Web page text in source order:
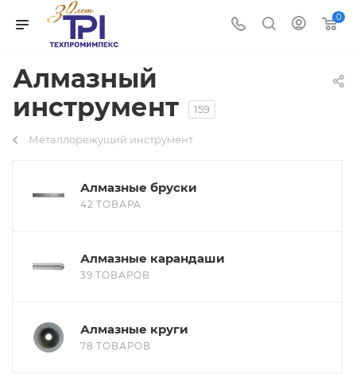
0
Алмазный
инструмент
159
Металлорежущий инструмент
Алмазные бруски
42 ТОВАРА
Алмазные карандаши
39 ТОВАРОВ
Алмазные круги
78 ТОВАРОВ